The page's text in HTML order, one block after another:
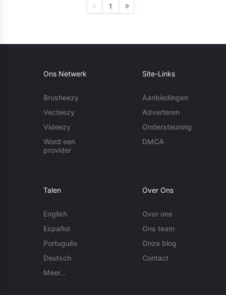
1
Ons Netwerk
Brusheezy
Vecteezy
Videezy
Word een
provider
Site-Links
Aanbiedingen
Adverteren
Ondersteuning
DMCA
Talen
English
Español
Português
Deutsch
Meer...
Over Ons
Over ons
Ons team
Onze blog
Contact